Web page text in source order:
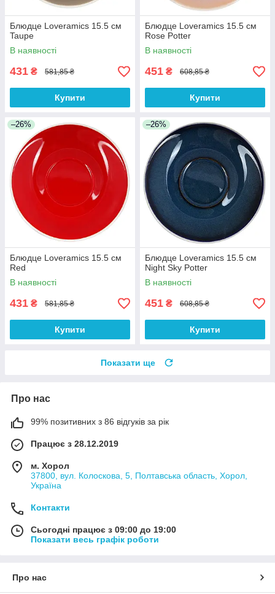
Блюдце Loveramics 15.5 см
Taupe
В наявності
431 ₴ 581,85 ₴
Купити
Блюдце Loveramics 15.5 см
Rose Potter
В наявності
451 ₴ 608,85 ₴
Купити
–26%
Блюдце Loveramics 15.5 см
Red
В наявності
431 ₴ 581,85 ₴
Купити
–26%
Блюдце Loveramics 15.5 см
Night Sky Potter
В наявності
451 ₴ 608,85 ₴
Купити
Показати ще
Про нас
99% позитивних з 86 відгуків за рік
Працює з 28.12.2019
м. Хорол
37800, вул. Колоскова, 5, Полтавська область, Хорол,
Україна
Контакти
Сьогодні працює з 09:00 до 19:00
Показати весь графік роботи
Про нас